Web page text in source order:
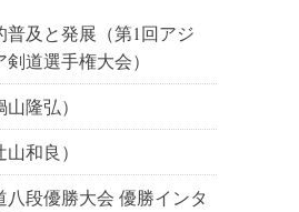
普及と発展（第1回アジ
道選手権大会）
隆弘）
和良）
段優勝大会 優勝インタ